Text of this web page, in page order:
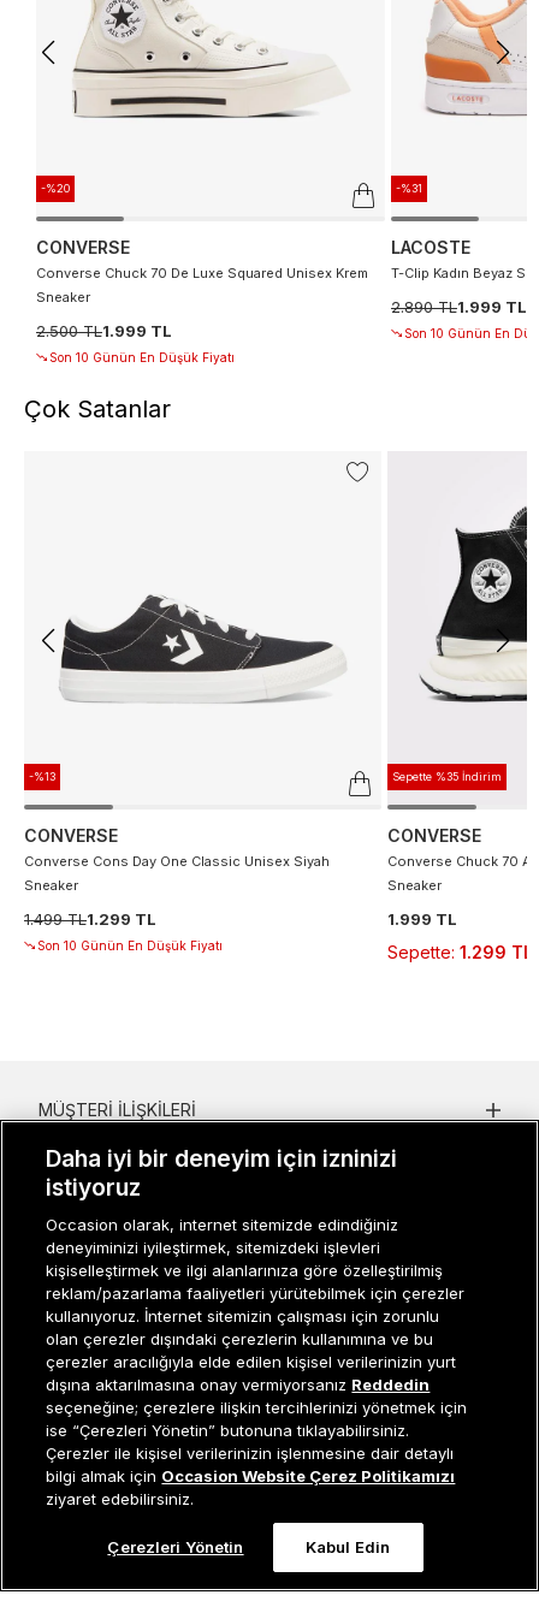
Tükendi
-%20
CONVERSE
Converse Chuck 70 De Luxe Squared Unisex Krem
Sneaker
2.500 TL1.999 TL
Son 10 Günün En Düşük Fiyatı
-%31
LACOSTE
T-Clip Kadın Beyaz
2.890 TL1.999 TL
Son 10 Günün En
Çok Satanlar
-%13
CONVERSE
Converse Cons Day One Classic Unisex Siyah
Sneaker
1.499 TL1.299 TL
Son 10 Günün En Düşük Fiyatı
Sepette %35 İndirim
CONVERSE
Converse Chuck 70
Sneaker
1.999 TL
Sepette: 1.299 TL
Müşteri İlişkileri0 850 800 01 20
MÜŞTERI İLIŞKILERI
KURUMSAL
GRUP MARKALAR
ERKEK KATEGORILER
Occasion bir EREN PERAKENDE markasıdır. © Eren Holding
Daha iyi bir deneyim için izninizi
istiyoruz
Occasion olarak, internet sitemizde edindiğiniz
deneyiminizi iyileştirmek, sitemizdeki işlevleri
kişiselleştirmek ve ilgi alanlarınıza göre özelleştirilmiş
reklam/pazarlama faaliyetleri yürütebilmek için çerezler
kullanıyoruz. İnternet sitemizin çalışması için zorunlu
olan çerezler dışındaki çerezlerin kullanımına ve bu
çerezler aracılığıyla elde edilen kişisel verilerinizin yurt
dışına aktarılmasına onay vermiyorsanız Reddedin
seçeneğine; çerezlere ilişkin tercihlerinizi yönetmek için
ise “Çerezleri Yönetin” butonuna tıklayabilirsiniz.
Çerezler ile kişisel verilerinizin işlenmesine dair detaylı
bilgi almak için Occasion Website Çerez Politikamızı
ziyaret edebilirsiniz.
Çerezleri Yönetin Kabul Edin